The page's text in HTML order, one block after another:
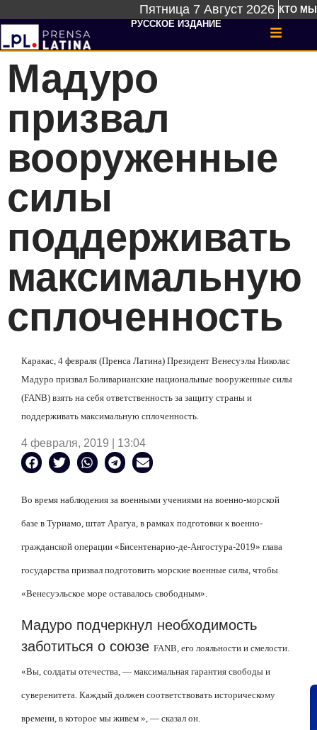
Пятница 7 Август 2026 КТО МЫ
РУССКОЕ ИЗДАНИЕ
Мадуро
призвал
вооруженные
силы
поддерживать
максимальную
сплоченность
Каракас, 4 февраля (Пренса Латина) Президент Венесуэлы Николас
Мадуро призвал Боливарианские национальные вооруженные силы
(FANB) взять на себя ответственность за защиту страны и
поддерживать максимальную сплоченность.
4 февраля, 2019 | 13:04
Во время наблюдения за военными учениями на военно-морской
базе в Туриамо, штат Арагуа, в рамках подготовки к военно-
гражданской операции «Бисентенарио-де-Ангостура-2019» глава
государства призвал подготовить морские военные силы, чтобы
«Венесуэльское море оставалось свободным».
Мадуро подчеркнул необходимость
заботиться о союзе FANB, его лояльности и смелости.
«Вы, солдаты отечества, — максимальная гарантия свободы и
суверенитета. Каждый должен соответствовать историческому
времени, в которое мы живем », — сказал он.